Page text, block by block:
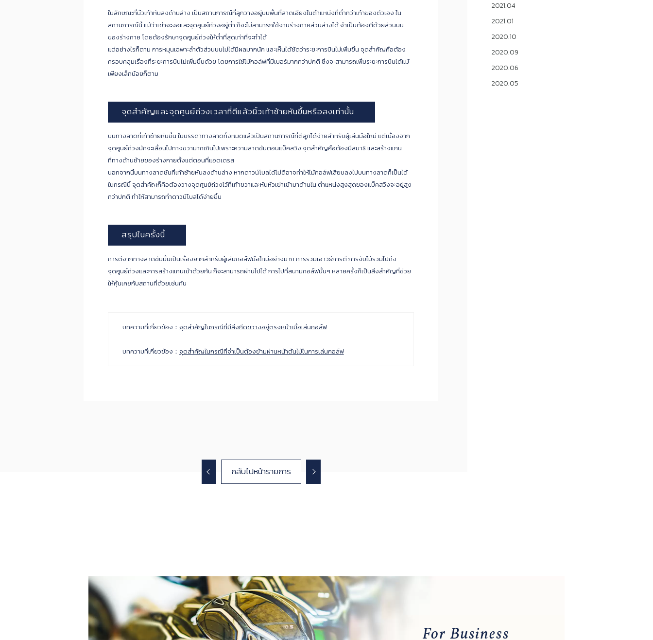
ในลักษณะที่นิ้วเท้าหันลงด้านล่าง เป็นสถานการณ์ที่ลูกวางอยู่บนพื้นที่ลาดเอียงในตำแหน่งที่ต่ำกว่าเท้าของตัวเอง ใน
สถานการณ์นี้ แม้ว่าเข่าจะงอและจุดศูนย์ถ่วงอยู่ต่ำ ก็จะไม่สามารถใช้งานร่างกายส่วนล่างได้ จำเป็นต้องตีด้วยส่วนบน
ของร่างกาย โดยต้องรักษาจุดศูนย์ถ่วงให้ต่ำที่สุดเท่าที่จะทำได้
แต่อย่างไรก็ตาม การหมุนเฉพาะลำตัวส่วนบนไม่ได้มีผลมากนัก และเห็นได้ชัดว่าระยะการบินไม่เพิ่มขึ้น จุดสำคัญคือต้อง
ครอบคลุมเรื่องที่ระยะการบินไม่เพิ่มขึ้นด้วย โดยการใช้ไม้กอล์ฟที่มีเบอร์มากกว่าปกติ ซึ่งจะสามารถเพิ่มระยะการบินได้แม้
เพียงเล็กน้อยก็ตาม
จุดสำคัญและจุดศูนย์ถ่วงเวลาที่ตีแล้วนิ้วเท้าซ้ายหันขึ้นหรือลงเท่านั้น
บนทางลาดที่เท้าซ้ายหันขึ้น ในบรรดาทางลาดทั้งหมดแล้วเป็นสถานการณ์ที่ตีลูกได้ง่ายสำหรับผู้เล่นมือใหม่ แต่เนื่องจาก
จุดศูนย์ถ่วงมักจะเลื่อนไปทางขวามากเกินไปเพราะความลาดชันตอนแบ็คสวิง จุดสำคัญคือต้องมีสมาธิ และสร้างแกน
ที่ทางด้านซ้ายของร่างกายตั้งแต่ตอนที่แอดเดรส
นอกจากนี้บนทางลาดชันที่เท้าซ้ายหันลงด้านล่าง หากดาวน์โบลได้ไม่ดีอาจทำให้ไม้กอล์ฟเสียบลงไปบนทางลาดก็เป็นได้
ในกรณีนี้ จุดสำคัญก็คือต้องวางจุดศูนย์ถ่วงไว้ที่เท้าขวาและหันหัวเข่าเข้ามาด้านใน ตำแหน่งสูงสุดของแบ็คสวิงจะอยู่สูง
กว่าปกติ ทำให้สามารถทำดาวน์โบลได้ง่ายขึ้น
สรุปในครั้งนี้
การตีจากทางลาดชันนั้นเป็นเรื่องยากสำหรับผู้เล่นกอล์ฟมือใหม่อย่างมาก การรวมเอาวิธีการตี การจับไม้รวมไปถึง
จุดศูนย์ถ่วงและการสร้างแกนเข้าด้วยกัน ก็จะสามารถผ่านไปได้ การไปที่สนามกอล์ฟนั้นๆ หลายครั้งก็เป็นสิ่งสำคัญที่ช่วย
ให้คุ้นเคยกับสถานที่ด้วยเช่นกัน
บทความที่เกี่ยวข้อง： จุดสำคัญในกรณีที่มีสิ่งกีดขวางอยู่ตรงหน้าเมื่อเล่นกอล์ฟ
บทความที่เกี่ยวข้อง： จุดสำคัญในกรณีที่จำเป็นต้องข้ามผ่านหน้าต้นไม้ในการเล่นกอล์ฟ
กลับไปหน้ารายการ
2021.04
2021.01
2020.10
2020.09
2020.06
2020.05
For Business